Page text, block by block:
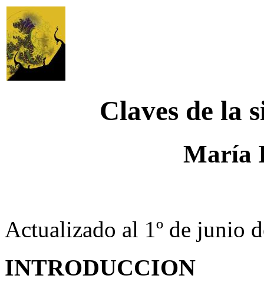
Claves de la
María
Actualizado al 1º de junio
INTRODUCCION